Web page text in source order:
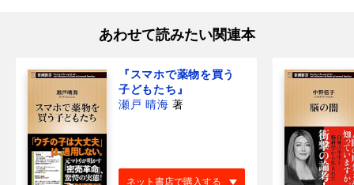
あわせて読みたい関連本
『スマホで薬物を買う
子どもたち』
瀬戸 晴海 著
ネット書店で購入する